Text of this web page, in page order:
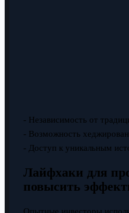
- Независимость от
- Возможность
- Доступ к уникальным
Лайфхаки для
повысить